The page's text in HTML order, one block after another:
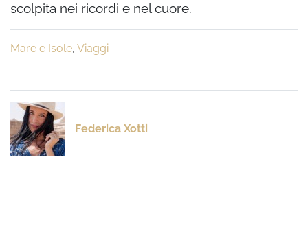
scolpita nei ricordi e nel cuore.
Mare e Isole, Viaggi
Federica Xotti